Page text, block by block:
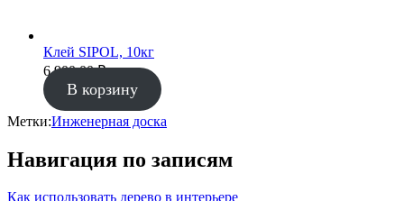
Клей SIPOL, 10кг
6 900.00₽
В корзину
Метки:Инженерная доска
Навигация по записям
Как использовать дерево в интерьере